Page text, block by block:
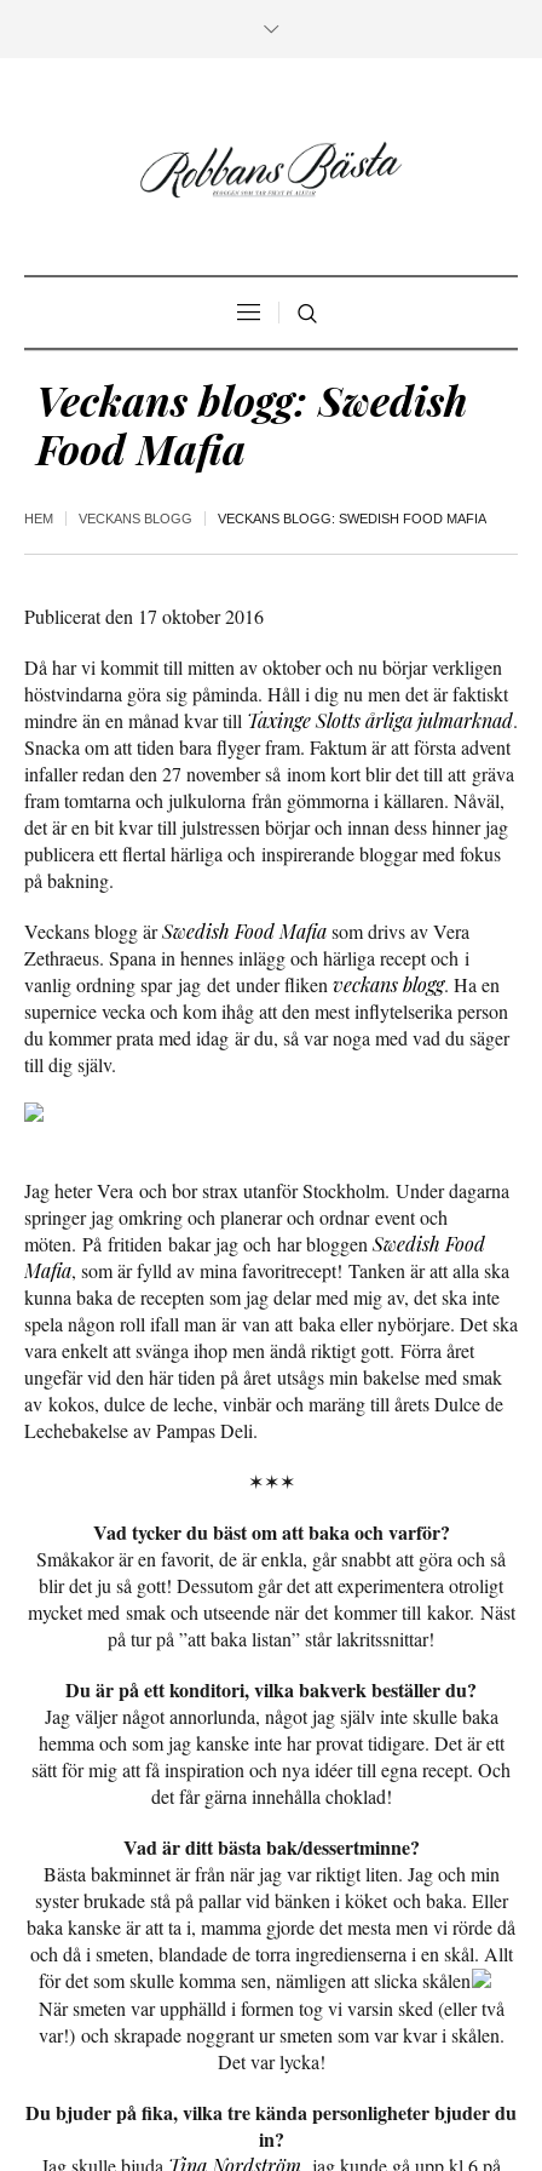
Veckans blogg: Swedish
Food Mafia
HEM VECKANS BLOGG VECKANS BLOGG: SWEDISH FOOD MAFIA
Publicerat den 17 oktober 2016
Då har vi kommit till mitten av oktober och nu börjar verkligen
höstvindarna göra sig påminda. Håll i dig nu men det är faktiskt
mindre än en månad kvar till Taxinge Slotts årliga julmarknad.
Snacka om att tiden bara flyger fram. Faktum är att första advent
infaller redan den 27 november så inom kort blir det till att gräva
fram tomtarna och julkulorna från gömmorna i källaren. Nåväl,
det är en bit kvar till julstressen börjar och innan dess hinner jag
publicera ett flertal härliga och inspirerande bloggar med fokus
på bakning.
Veckans blogg ärSwedish Food Mafiasom drivs av Vera
Zethraeus. Spana in hennes inlägg och härliga recept och i
vanlig ordning spar jag det under fliken veckans blogg. Ha en
supernice vecka och kom ihåg att den mest inflytelserika person
du kommer prata med idag är du, så var noga med vad du säger
till dig själv.
Jag heter Vera och bor strax utanför Stockholm. Under dagarna
springer jag omkring och planerar och ordnar event och
möten. På fritiden bakar jag och har bloggen Swedish Food
Mafia, som är fylld av mina favoritrecept! Tanken är att alla ska
kunna baka de recepten som jag delar med mig av, det ska inte
spela någon roll ifall man är van att baka eller nybörjare. Det ska
vara enkelt att svänga ihop men ändå riktigt gott. Förra året
ungefär vid den här tiden på året utsågs min bakelse med smak
av kokos, dulce de leche, vinbär och maräng till årets Dulce de
Lechebakelse av Pampas Deli.
✶✶✶
Vad tycker du bäst om att baka och varför?
Småkakor är en favorit, de är enkla, går snabbt att göra och så
blir det ju så gott! Dessutom går det att experimentera otroligt
mycket med smak och utseende när det kommer till kakor. Näst
på tur på ”att baka listan” står lakritssnittar!
Du är på ett konditori, vilka bakverk beställer du?
Jag väljer något annorlunda, något jag själv inte skulle baka
hemma och som jag kanske inte har provat tidigare. Det är ett
sätt för mig att få inspiration och nya idéer till egna recept. Och
det får gärna innehålla choklad!
Vad är ditt bästa bak/dessertminne?
Bästa bakminnet är från när jag var riktigt liten. Jag och min
syster brukade stå på pallar vid bänken i köket och baka. Eller
baka kanske är att ta i, mamma gjorde det mesta men vi rörde då
och då i smeten, blandade de torra ingredienserna i en skål. Allt
för det som skulle komma sen, nämligen att slicka skålen
När smeten var upphälld i formen tog vi varsin sked (eller två
var!) och skrapade noggrant ur smeten som var kvar i skålen.
Det var lycka!
Du bjuder på fika, vilka tre kända personligheter bjuder du
in?
Jag skulle bjuda Tina Nordström , jag kunde gå upp kl 6 på